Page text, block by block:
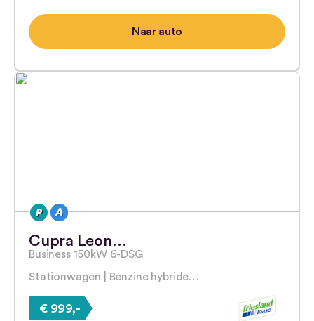
Naar auto
Cupra Leon…
Business 150kW 6-DSG
Stationwagen | Benzine hybride…
€ 999,-